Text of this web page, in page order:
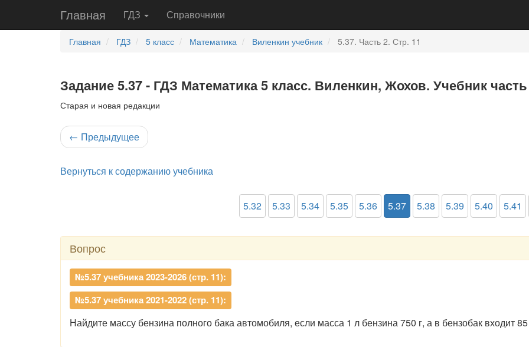
Главная ГДЗ Справочники
Главная ГДЗ 5 класс Математика Виленкин учебник 5.37. Часть 2. Стр. 11
Задание 5.37 - ГДЗ Математика 5 класс. Виленкин, Жохов. Учебник
Старая и новая редакции
← Предыдущее
Вернуться к содержанию учебника
5.32 5.33 5.34 5.35 5.36 5.37 5.38 5.39 5.40 5.41
Вопрос
№5.37 учебника 2023-2026 (стр. 11):
№5.37 учебника 2021-2022 (стр. 11):
Найдите массу бензина полного бака автомобиля, если масса 1 л бензина 750 г, а в бензобак входит